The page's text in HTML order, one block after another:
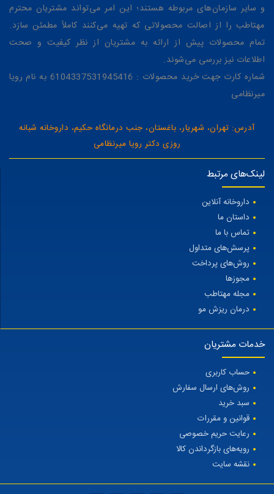
و سایر سازمان‌های مربوطه هستند؛ این امر می‌تواند مشتریان محترم
مهتاطب را از اصالت محصولاتی که تهیه می‌کنند کاملاً مطمئن سازد.
تمام محصولات پیش از ارائه به مشتریان از نظر کیفیت و صحت
اطلاعات نیز بررسی می‌شوند.
شماره کارت جهت خرید محصولات : 6104337531945416 به نام رویا
میرنظامی
آدرس: تهران، شهریار، باغستان، جنب درمانگاه حکیم، داروخانه شبانه
روزی دکتر رویا میرنظامی
لینک‌های مرتبط
داروخانه آنلاین
داستان ما
تماس با ما
پرسش‌های متداول
روش‌های پرداخت
مجوزها
مجله مهتاطب
درمان ریزش مو
خدمات مشتریان
حساب کاربری
روش‌های ارسال سفارش
سبد خرید
قوانین و مقررات
رعایت حریم خصوصی
رویه‌های بازگرداندن کالا
نقشه سایت